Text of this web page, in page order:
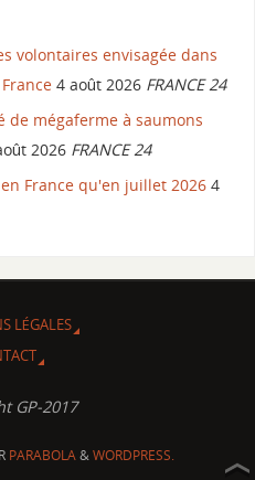
volontaires envisagée dans
4 août 2026 FRANCE 24
de mégaferme à saumons
2026 FRANCE 24
France qu'en juillet 2026 4
LÉGALES
GP-2017
PARABOLA&WORDPRESS.